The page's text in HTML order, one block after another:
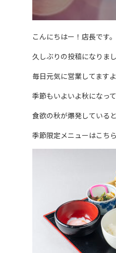
こんにちはー！店長です。
久しぶりの投稿になりま
毎日元気に営業してます
季節もいよいよ秋になっ
食欲の秋が爆発していると
季節限定メニューはこち